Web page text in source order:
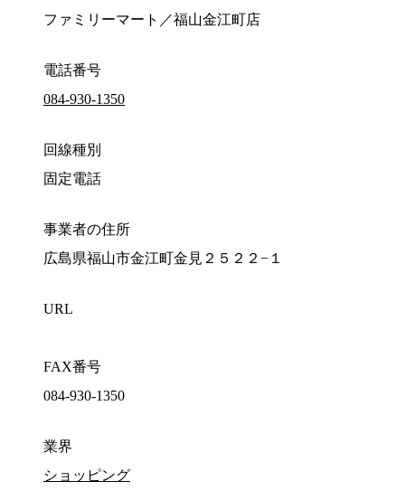
ファミリーマート／福山金江町店
電話番号
084-930-1350
回線種別
固定電話
事業者の住所
広島県福山市金江町金見２５２２−１
URL
FAX番号
084-930-1350
業界
ショッピング